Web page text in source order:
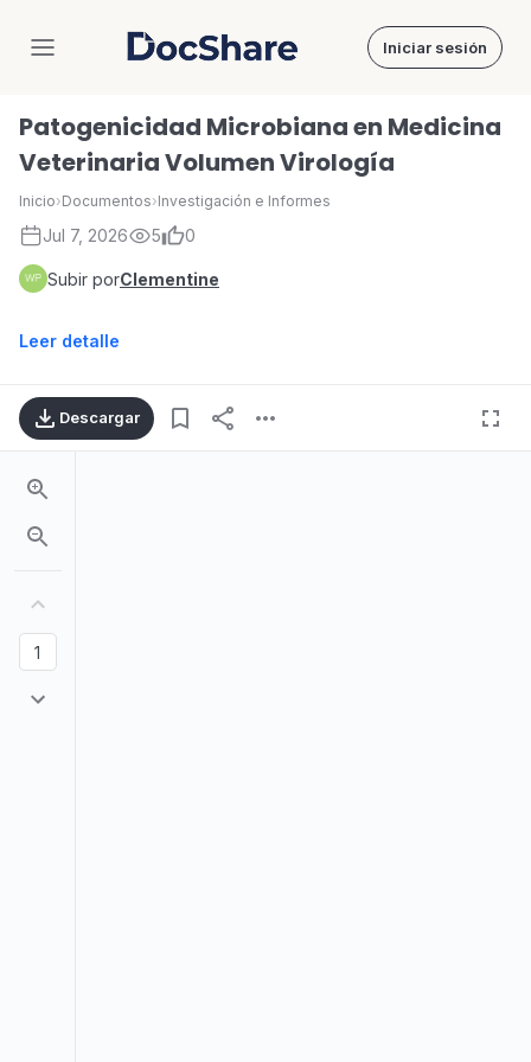
DocShare Iniciar sesión
Patogenicidad Microbiana en Medicina
Veterinaria Volumen Virología
Inicio›Documentos›Investigación e Informes
Jul 7, 2026 5 0
Subir porClementine
Leer detalle
Descargar